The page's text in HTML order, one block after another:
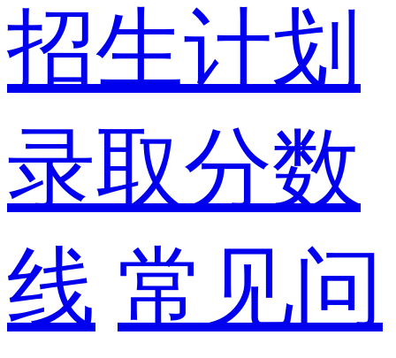
招生计划
录取分数
线 常见问